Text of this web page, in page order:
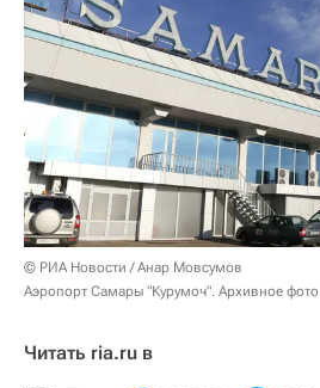
© РИА Новости / Анар Мовсумов
Аэропорт Самары "Курумоч". Архивное фото
Читать ria.ru в